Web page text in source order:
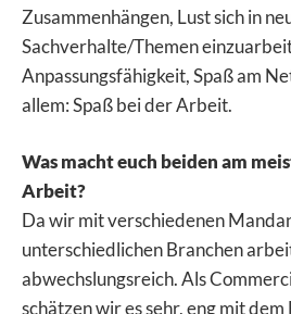
Zusammenhängen, Lust sich in
Sachverhalte/Themen
Anpassungsfähigkeit, Spaß am
allem: Spaß bei der Arbeit.
Was macht euch beiden am
Arbeit?
Da wir mit verschiedenen
unterschiedlichen Branchen
abwechslungsreich. Als
schätzen wir es sehr, eng mit dem